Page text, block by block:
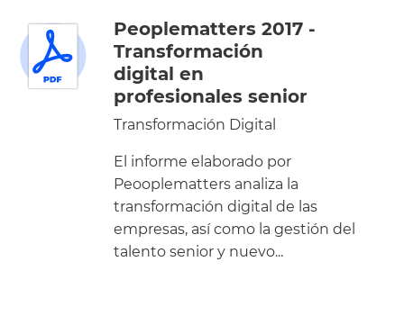
Peoplematters 2017 -
Transformación
digital en
profesionales senior
Transformación Digital
El informe elaborado por
Peooplematters analiza la
transformación digital de las
empresas, así como la gestión del
talento senior y nuevo...